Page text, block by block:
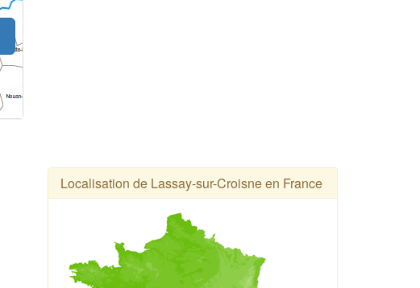
Localisation de Lassay-sur-Croisne en France